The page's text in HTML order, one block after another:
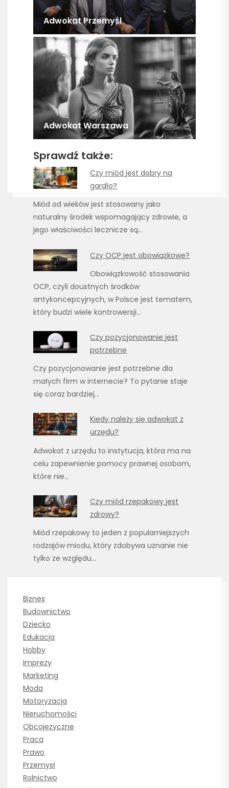
Adwokat Przemyśl
Adwokat Warszawa
Sprawdź także:
Czy miód jest dobry na
gardło?
Miód od wieków jest stosowany jako
naturalny środek wspomagający zdrowie, a
jego właściwości lecznicze są…
Czy OCP jest obowiązkowe?
Obowiązkowość stosowania
OCP, czyli doustnych środków
antykoncepcyjnych, w Polsce jest tematem,
który budzi wiele kontrowersji…
Czy pozycjonowanie jest
potrzebne
Czy pozycjonowanie jest potrzebne dla
małych firm w internecie? To pytanie staje
się coraz bardziej…
Kiedy należy się adwokat z
urzędu?
Adwokat z urzędu to instytucja, która ma na
celu zapewnienie pomocy prawnej osobom,
które nie…
Czy miód rzepakowy jest
zdrowy?
Miód rzepakowy to jeden z popularniejszych
rodzajów miodu, który zdobywa uznanie nie
tylko ze względu…
Biznes
Budownictwo
Dziecko
Edukacja
Hobby
Imprezy
Marketing
Moda
Motoryzacja
Nieruchomości
Obcojęzyczne
Praca
Prawo
Przemysł
Rolnictwo